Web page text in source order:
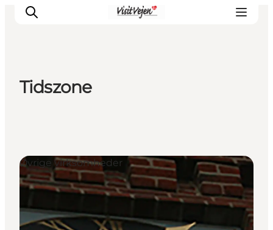
Se og oplev
Byer
Events
Udforsk
Tidszone
Øvrige virksomheder